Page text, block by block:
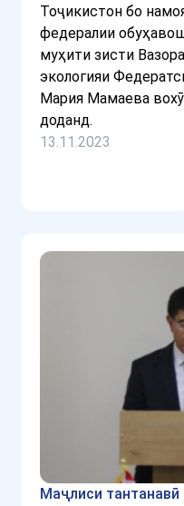
Тоҷикистон бо
федералии
муҳити зисти
экологияи
Мария Мамаева
доданд.
13.11.2023
Маҷлиси